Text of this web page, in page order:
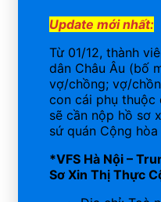
Update mới nhất:
Từ 01/12, thành
dân Châu Âu (bố
vợ/chồng; vợ/
con cái phụ thuộc
sẽ cần nộp hồ sơ
sứ quán Cộng
*VFS Hà Nội –
Sơ Xin Thị Thực